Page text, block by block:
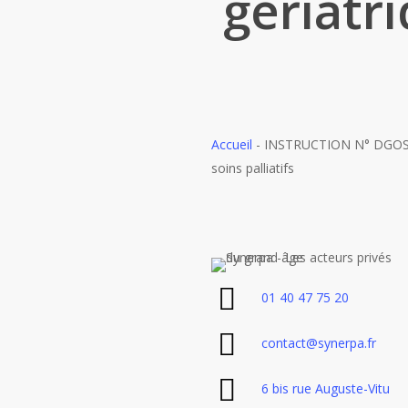
Accueil - INSTRUCTION N°
soins palliatifs
01 40 47 75 20
contact@synerpa.fr
6 bis rue Auguste-Vitu